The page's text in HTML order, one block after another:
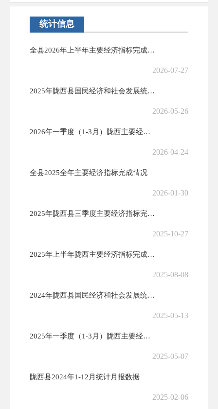
统计信息
全县2026年上半年主要经济指标完成情况
2026-07-27
2025年陇西县国民经济和社会发展统计公报
2026-05-26
2026年一季度（1-3月）陇西主要经济指标完成情况
2026-04-24
全县2025全年主要经济指标完成情况
2026-01-30
2025年陇西县三季度主要经济指标完成情况
2025-10-27
2025年上半年陇西主要经济指标完成情况
2025-08-08
2024年陇西县国民经济和社会发展统计公 报
2025-05-13
2025年一季度（1-3月）陇西主要经济指标完成情况
2025-05-07
陇西县2024年1-12月统计月报数据
2025-02-06